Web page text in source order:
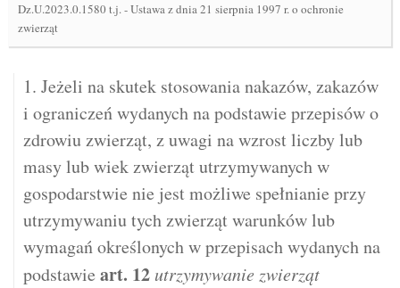
Dz.U.2023.0.1580 t.j.-Ustawa z dnia 21 sierpnia 1997 r. o ochronie
zwierząt
1. Jeżeli na skutek stosowania nakazów, zakazów
i ograniczeń wydanych na podstawie przepisów o
zdrowiu zwierząt, z uwagi na wzrost liczby lub
masy lub wiek zwierząt utrzymywanych w
gospodarstwie nie jest możliwe spełnianie przy
utrzymywaniu tych zwierząt warunków lub
wymagań określonych w przepisach wydanych na
podstawie art. 12 utrzymywanie zwierząt